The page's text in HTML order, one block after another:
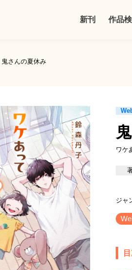
新刊 作品
鬼さんの夏休み
ワケ